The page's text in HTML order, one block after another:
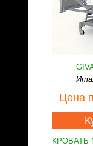
Цена
КРОВАТЬ